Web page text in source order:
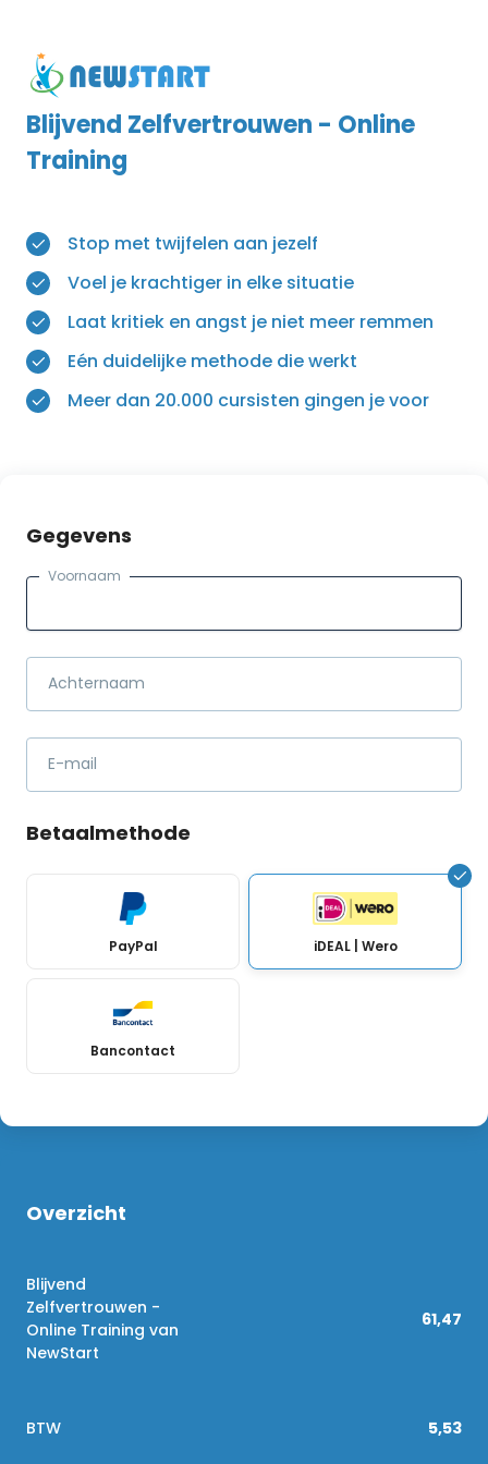
Blijvend Zelfvertrouwen - Online
Training
Stop met twijfelen aan jezelf
Voel je krachtiger in elke situatie
Laat kritiek en angst je niet meer remmen
Eén duidelijke methode die werkt
Meer dan 20.000 cursisten gingen je voor
Gegevens
Voornaam
Achternaam
E-mail
Betaalmethode
PayPal iDEAL | Wero
Bancontact
Overzicht
Blijvend
Zelfvertrouwen -
Online Training van
NewStart
61,47
BTW 5,53